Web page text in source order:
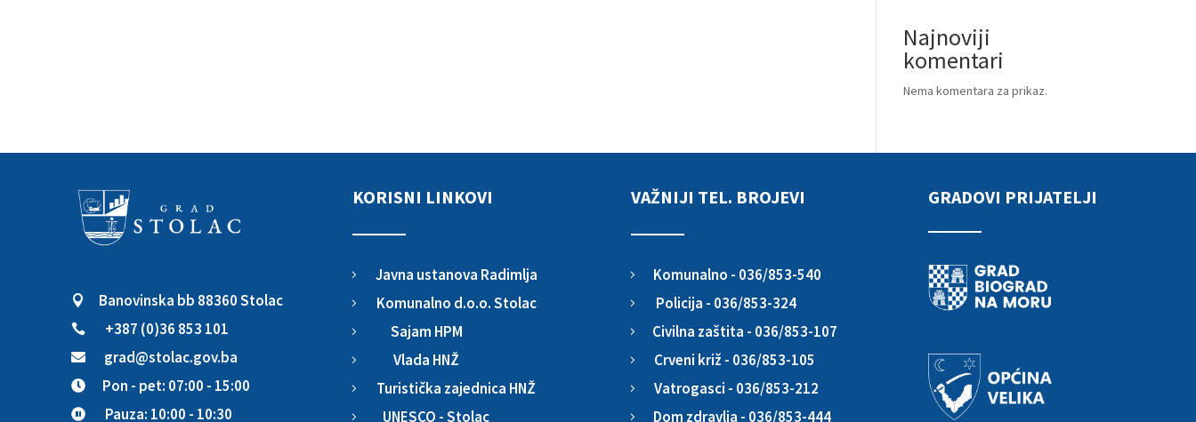
Najnoviji
komentari
Nema komentara za prikaz.
 Banovinska bb 88360 Stolac
 +387 (0)36 853 101
 grad@stolac.gov.ba
 Pon - pet: 07:00 - 15:00
 Pauza: 10:00 - 10:30
KORISNI LINKOVI
5 Javna ustanova Radimlja
5 Komunalno d.o.o. Stolac
5 Sajam HPM
5 Vlada HNŽ
5 Turistička zajednica HNŽ
5 UNESCO - Stolac
VAŽNIJI TEL. BROJEVI
5 Komunalno - 036/853-540
5 Policija - 036/853-324
5 Civilna zaštita - 036/853-107
5 Crveni križ - 036/853-105
5 Vatrogasci - 036/853-212
5 Dom zdravlja - 036/853-444
GRADOVI PRIJATELJI